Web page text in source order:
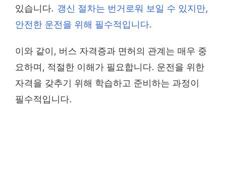
있습니다. 갱신 절차는 번거로워 보일 수 있지만,
안전한 운전을 위해 필수적입니다.
이와 같이, 버스 자격증과 면허의 관계는 매우 중
요하며, 적절한 이해가 필요합니다. 운전을 위한
자격을 갖추기 위해 학습하고 준비하는 과정이
필수적입니다.